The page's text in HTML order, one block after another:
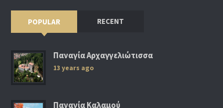
POPULAR RECENT
Παναγία Αρχαγγελιώτισσα
13 years ago
Παναγία Καλαμού